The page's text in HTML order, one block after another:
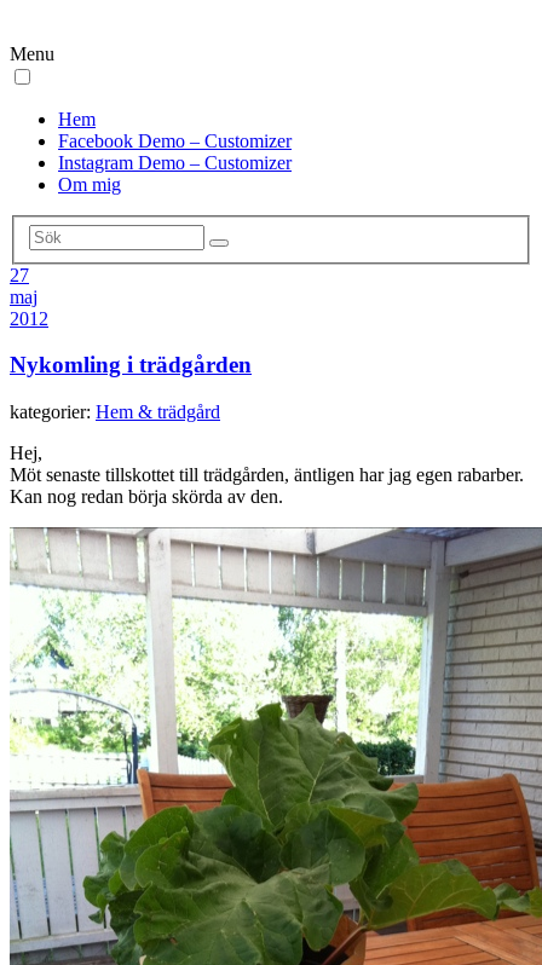
Menu
Hem
Facebook Demo – Customizer
Instagram Demo – Customizer
Om mig
27
maj
2012
Nykomling i trädgården
kategorier: Hem & trädgård
Hej,
Möt senaste tillskottet till trädgården, äntligen har jag egen rabarber.
Kan nog redan börja skörda av den.